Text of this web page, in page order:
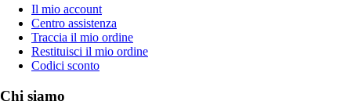
Il mio account
Centro assistenza
Traccia il mio ordine
Restituisci il mio ordine
Codici sconto
Chi siamo